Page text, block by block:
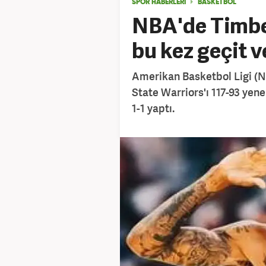
SPOR HABERLERİ BASKETBOL
NBA'de
bu kez geçit
Amerikan Basketbol Ligi
State Warriors'ı 117-93
1-1 yaptı.